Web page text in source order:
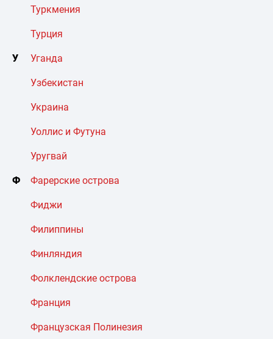
Туркмения
Турция
У Уганда
Узбекистан
Украина
Уоллис и Футуна
Уругвай
Ф Фарерские острова
Фиджи
Филиппины
Финляндия
Фолклендские острова
Франция
Французская Полинезия